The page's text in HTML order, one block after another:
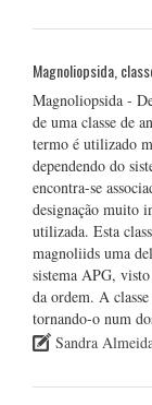
Magnoliopsida,
Magnoliopsida -
de uma classe de
termo é utilizado
dependendo do
encontra-se
designação muito
utilizada. Esta
magnoliids uma
sistema APG, visto
da ordem. A
tornando-o num
Sandra